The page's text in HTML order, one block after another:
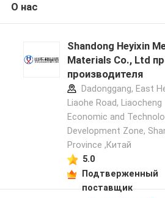
О нас
Shandong Heyixin
Materials Co., Ltd
производителя
Dadonggang, East
Liaohe Road, Liaocheng
Economic and
Development Zone,
Province ,Китай
5.0
Подтверженный
поставщик